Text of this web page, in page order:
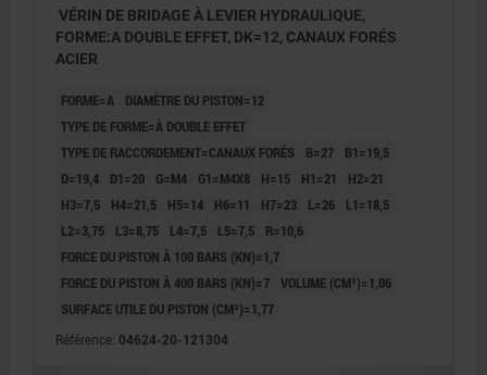
2) course (voir 04624-30)
VÉRIN DE BRIDAGE À LEVIER HYDRAULIQUE,
FORME:A DOUBLE EFFET, DK=12, CANAUX FORÉS
ACIER
FORME=A
DIAMÈTRE DU PISTON=12
TYPE DE FORME=À DOUBLE EFFET
TYPE DE RACCORDEMENT=CANAUX FORÉS
B=27
B1=19,5
D=19,4
D1=20 G=M4 G1=M4X8 H=15 H1=21
H2=21
H3=7,5
H4=21,5 H5=14 H6=11 H7=23 L=26
L1=18,5
L2=3,75
L3=8,75 L4=7,5 L5=7,5
R=10,6
FORCE DU PISTON À 100 BARS (KN)=1,7
FORCE DU PISTON À 400 BARS (KN)=7 VOLUME (CM³)=1,06
SURFACE UTILE DU PISTON (CM²)=1,77
Référence: 04624-20-121304